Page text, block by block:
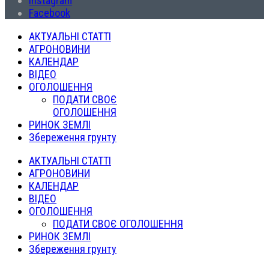
Facebook
АКТУАЛЬНІ СТАТТІ
АГРОНОВИНИ
КАЛЕНДАР
ВІДЕО
ОГОЛОШЕННЯ
ПОДАТИ СВОЄ
ОГОЛОШЕННЯ
РИНОК ЗЕМЛІ
Збереження грунту
АКТУАЛЬНІ СТАТТІ
АГРОНОВИНИ
КАЛЕНДАР
ВІДЕО
ОГОЛОШЕННЯ
ПОДАТИ СВОЄ ОГОЛОШЕННЯ
РИНОК ЗЕМЛІ
Збереження грунту